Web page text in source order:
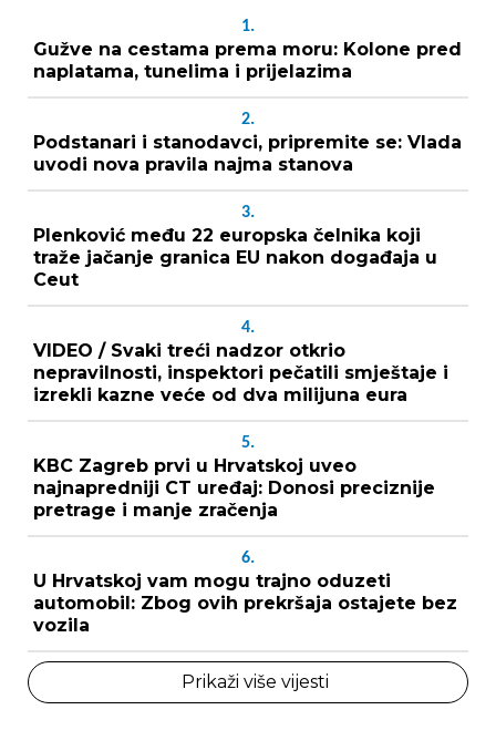
1.
Gužve na cestama prema moru: Kolone pred
naplatama, tunelima i prijelazima
2.
Podstanari i stanodavci, pripremite se: Vlada
uvodi nova pravila najma stanova
3.
Plenković među 22 europska čelnika koji
traže jačanje granica EU nakon događaja u
Ceut
4.
VIDEO / Svaki treći nadzor otkrio
nepravilnosti, inspektori pečatili smještaje i
izrekli kazne veće od dva milijuna eura
5.
KBC Zagreb prvi u Hrvatskoj uveo
najnapredniji CT uređaj: Donosi preciznije
pretrage i manje zračenja
6.
U Hrvatskoj vam mogu trajno oduzeti
automobil: Zbog ovih prekršaja ostajete bez
vozila
Prikaži više vijesti